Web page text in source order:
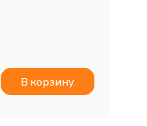
В корзину